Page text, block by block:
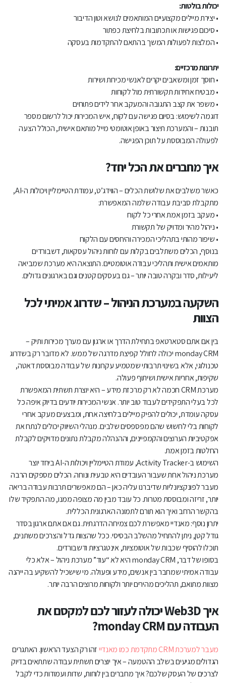
יכולות בולטות:
• יצירת מיילים מקצועיים המותאמים לנושא וטון הדיבור
• סיכום פגישות או תכתובות בלחיצת כפתור
• המלצות לפעולות המשך בהתאם להתקדמות בעסקה
יתרונות מרכזיים:
• חוסך זמן ומשאבים יקרים לאנשי מכירות ושירות
• מבטיח אחידות תקשורתית מול לקוחות
• משפר את קצב התגובה והמעקב אחר לידים פתוחים
דוגמה לשימוש: בסיום פגישה עם לקוח, איש המכירות יכול לרשום מספר
תובנות – והמערכת תיצור באופן אוטומטי מייל מותאם אישית, הכולל הצעה
לפעולה המבוססת על תוכן הפגישה.
איך מחברים את הכל יחד?
כאשר משלבים את שלושת הכלים – הווידג’ט, עמודת הטיימליין ויכולות ה-AI,
מתקבלת סביבת עבודה שלמה המאפשרת:
• מעקב בזמן אמת אחרי כל לקוח
• ניהול מהיר ומדויק של תקשורת
• שיפור מהותי בתהליכי המכירה והיחסים עם הלקוח
בנוסף, הכלים משתלבים בקלות עם לוחות ניהול עסקאות, דשבורדים
מותאמים אישית ותהליכי עבודה אוטומטיים. התוצאה היא מערכת שמביאה
ליעילות, סדר ובקרה טובה יותר – גם בעסקים קטנים וגם בארגונים גדולים.
השקעה במערכת הניהול – שדרוג אמיתי לכל
הצוות
בין אם אתם סטארטאפ בתחילת הדרך או ארגון עם מערך מכירות ותיק –
monday CRM יכולה לחולל קפיצת מדרגה של ממש. לא מדובר רק בשדרוג
טכנולוגי, אלא בשינוי תרבותי שמטמיע עקרונות של עבודה מבוססת דאטה,
שקיפות, אחריות אישית ושיתוף פעולה.
מערכת CRM חכמה לא רק מרכזת מידע – היא יוצרת תשתית המאפשרת
לכל בעלי התפקידים לעבוד טוב יותר. אנשי המכירות יודעים בדיוק איפה כל
עסקה עומדת, יכולים להפיק מיילים בלחיצה אחת, ומבצעים מעקב אחרי
לקוחות בלי לחשוש שהם מפספסים שלבים. מנהלי השיווק יכולים לנתח את
אפקטיביות הערוצים והקמפיינים, וההנהלה מקבלת נתונים מדויקים לקבלת
החלטות בזמן אמת.
השימוש ב-Activity Tracker, עמודת הטיימליין ויכולות ה-AI ביחד יוצר
מערכת ניהול אחת שעבור העובדים היא טבעית ונוחה. הכלים מספקים הרבה
מעבר לפונקציונליות שדיברנו עליה כאן – הם מאפשרים תרבות עבודה בריאה
יותר, זריזה ומבוססת מטרות. כל עובד מבין מה מצופה ממנו, מה התפקיד שלו
בהקשר הרחב ואיך הוא תורם לתמונה הארגונית הכללית.
יתרון נוסף: מאנדיי מאפשרת לכם צמיחה הדרגתית. גם אם אתם ארגון בסדר
גודל קטן, ניתן להתחיל מהשלב הבסיסי. ככל שהצוות גדל והצרכים משתנים,
תוכלו להוסיף שכבות של אוטומציות, אינטגרציות ודשבורדים.
בסופו של דבר, monday CRM היא לא “עוד” מערכת ניהול – אלא כלי
עבודה אמיתי שמחבר בין אנשים, מידע ופעולה. מי שישכיל להשקיע בה ייהנה
מצוות מתואם, תהליכים מהירים יותר ולקוחות מרוצים הרבה יותר.
איך Web3D יכולה לעזור לכם למקסם את
העבודה עם monday CRM?
מעבר למערכת CRM מתקדמת כמו מאנדיי
זהו רק הצעד הראשון. האתגרים
הגדולים מגיעים בשלב ההטמעה – איך יוצרים תשתית עבודה שתתאים בדיוק
לצרכים של העסק שלכם? איך מחברים בין לוחות, שדות ועמודות כדי לקבל